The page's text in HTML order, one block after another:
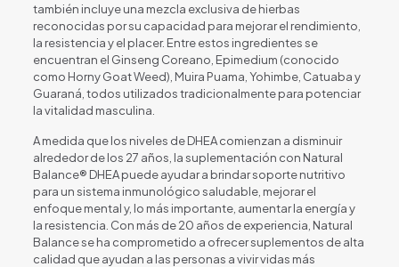
también incluye una mezcla exclusiva de hierbas
reconocidas por su capacidad para mejorar el rendimiento,
la resistencia y el placer. Entre estos ingredientes se
encuentran el Ginseng Coreano, Epimedium (conocido
como Horny Goat Weed), Muira Puama, Yohimbe, Catuaba y
Guaraná, todos utilizados tradicionalmente para potenciar
la vitalidad masculina.
A medida que los niveles de DHEA comienzan a disminuir
alrededor de los 27 años, la suplementación con Natural
Balance® DHEA puede ayudar a brindar soporte nutritivo
para un sistema inmunológico saludable, mejorar el
enfoque mental y, lo más importante, aumentar la energía y
la resistencia. Con más de 20 años de experiencia, Natural
Balance se ha comprometido a ofrecer suplementos de alta
calidad que ayudan a las personas a vivir vidas más